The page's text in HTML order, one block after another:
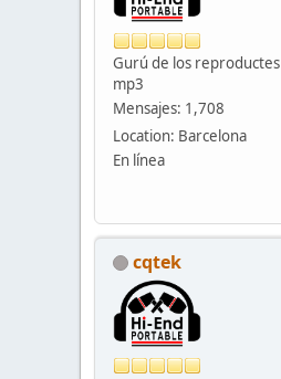
Gurú de los reproductes
mp3
Mensajes: 1,708
Location: Barcelona
En línea
cqtek